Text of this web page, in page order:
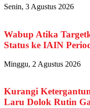
Senin, 3 Agustus 2026
Wabup Atika
Status ke IAIN
Minggu, 2 Agustus 2026
Kurangi
Laru Dolok Rutin